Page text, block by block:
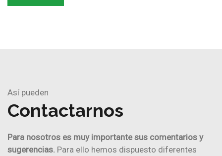
Así pueden
Contactarnos
Para nosotros es muy importante sus comentarios y
sugerencias. Para ello hemos dispuesto diferentes